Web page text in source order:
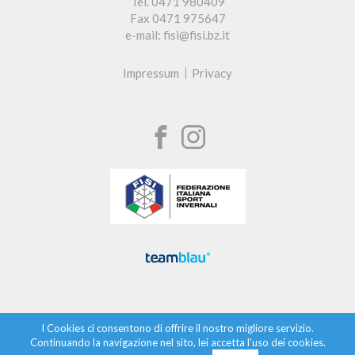
Fax 0471 975647
e-mail: fisi@fisi.bz.it
Impressum Privacy
I Cookies ci consentono di offrire il nostro migliore servizio.
Continuando la navigazione nel sito, lei accetta l’uso dei cookies.